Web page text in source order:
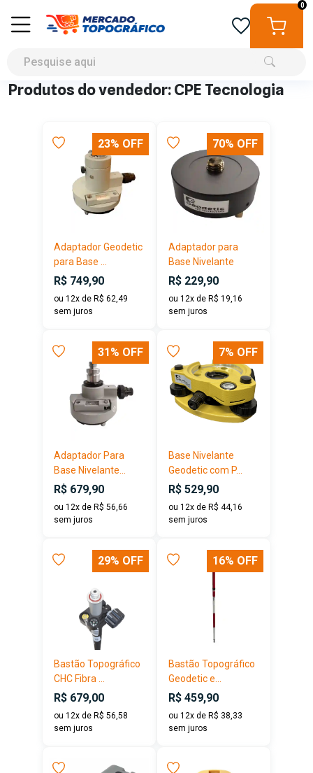
0
Produtos do vendedor: CPE Tecnologia
23% OFF
Adaptador Geodetic
para Base ...
R$ 749,90
ou 12x de R$ 62,49
sem juros
70% OFF
Adaptador para
Base Nivelante
R$ 229,90
ou 12x de R$ 19,16
sem juros
31% OFF
Adaptador Para
Base Nivelante...
R$ 679,90
ou 12x de R$ 56,66
sem juros
7% OFF
Base Nivelante
Geodetic com P...
R$ 529,90
ou 12x de R$ 44,16
sem juros
29% OFF
Bastão Topográfico
CHC Fibra ...
R$ 679,00
ou 12x de R$ 56,58
sem juros
16% OFF
Bastão Topográfico
Geodetic e...
R$ 459,90
ou 12x de R$ 38,33
sem juros